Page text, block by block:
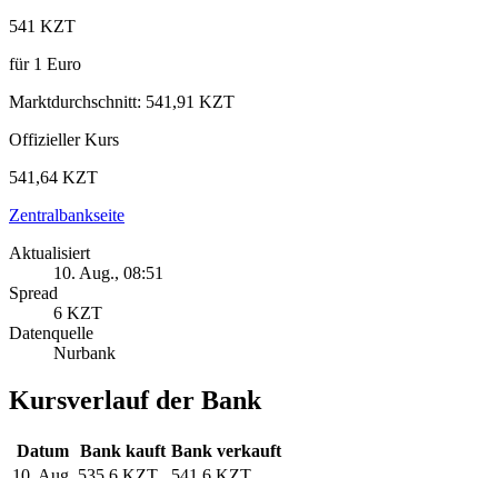
541 KZT
für1 Euro
Marktdurchschnitt: 541,91 KZT
Offizieller Kurs
541,64 KZT
Zentralbankseite
Aktualisiert
10. Aug., 08:51
Spread
6 KZT
Datenquelle
Nurbank
Kursverlauf der Bank
Datum Bank kauft Bank verkauft